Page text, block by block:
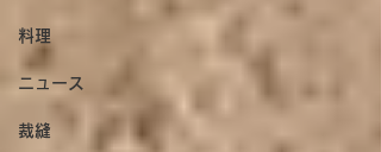
料理
ニュース
裁縫